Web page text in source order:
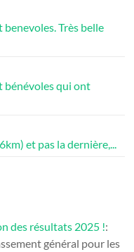
Très belle
bénévoles qui ont
et pas la dernière,...
des résultats 2025 !:
général pour les